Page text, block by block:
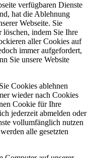
verfügbaren Dienste
hat die Ablehnung
Webseite. Sie
löschen, indem Sie Ihre
aller Cookies auf
immer aufgefordert,
Sie unsere Website
Cookies ablehnen
wieder nach Cookies
Cookie für Ihre
jederzeit abmelden oder
vollumfänglich nutzen
alle gesetzten